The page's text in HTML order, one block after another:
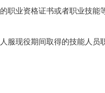
职业资格证书或者职业技能
服现役期间取得的技能人员